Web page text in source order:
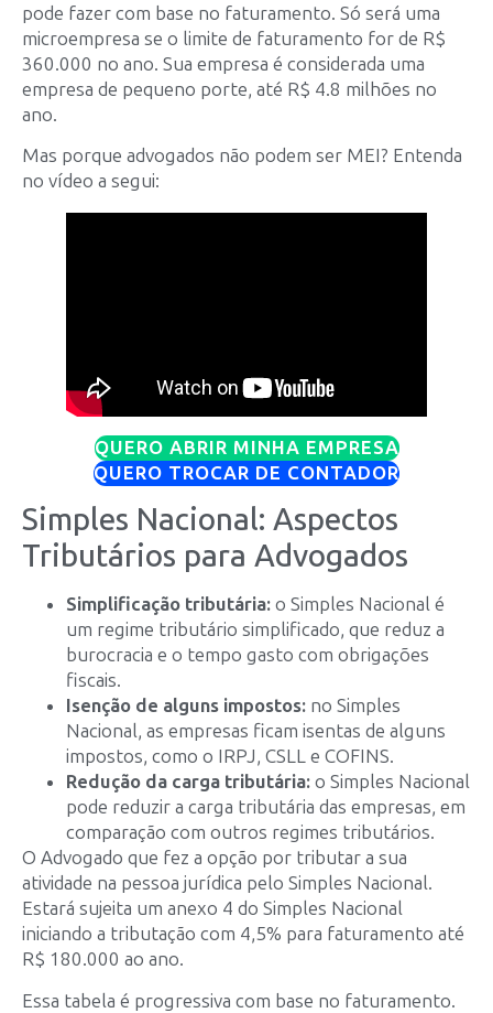
pode fazer com base no faturamento. Só será uma
microempresa se o limite de faturamento for de R$
360.000 no ano. Sua empresa é considerada uma
empresa de pequeno porte, até R$ 4.8 milhões no
ano.
Mas porque advogados não podem ser MEI? Entenda
no vídeo a segui:
QUERO ABRIR MINHA EMPRESA
QUERO TROCAR DE CONTADOR
Simples Nacional: Aspectos
Tributários para Advogados
Simplificação tributária: o Simples Nacional é
um regime tributário simplificado, que reduz a
burocracia e o tempo gasto com obrigações
fiscais.
Isenção de alguns impostos: no Simples
Nacional, as empresas ficam isentas de alguns
impostos, como o IRPJ, CSLL e COFINS.
Redução da carga tributária: o Simples Nacional
pode reduzir a carga tributária das empresas, em
comparação com outros regimes tributários.
O Advogado que fez a opção por tributar a sua
atividade na pessoa jurídica pelo Simples Nacional.
Estará sujeita um anexo 4 do Simples Nacional
iniciando a tributação com 4,5% para faturamento até
R$ 180.000 ao ano.
Essa tabela é progressiva com base no faturamento.